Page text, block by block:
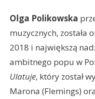
Olga Polikowska
muzycznych, została
2018 i największą
ambitnego popu w
Ulatuje, który został
Marona (Flemings)